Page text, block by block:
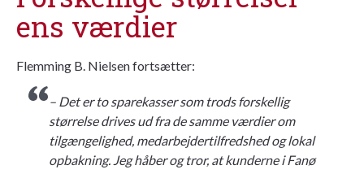
ens værdier
Flemming B. Nielsen fortsætter:
– Det er to sparekasser som trods forskellig
størrelse drives ud fra de samme værdier om
tilgængelighed, medarbejdertilfredshed og lokal
opbakning. Jeg håber og tror, at kunderne i Fanø